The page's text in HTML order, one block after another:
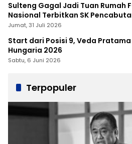
Sulteng Gagal Jadi Tuan Rumah
Nasional Terbitkan SK
Jumat, 31 Juli 2026
Start dari Posisi 9, Veda
Hungaria 2026
Sabtu, 6 Juni 2026
Terpopuler